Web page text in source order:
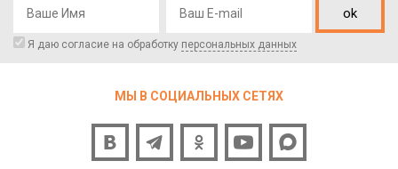
ok
Я даю согласие на обработку персональных данных
МЫ В СОЦИАЛЬНЫХ СЕТЯХ